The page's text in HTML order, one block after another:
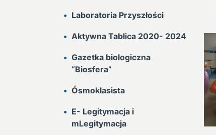
Laboratoria Przyszłości
Aktywna Tablica 2020- 2024
Gazetka biologiczna
“Biosfera”
Ósmoklasista
E- Legitymacja i
mLegitymacja